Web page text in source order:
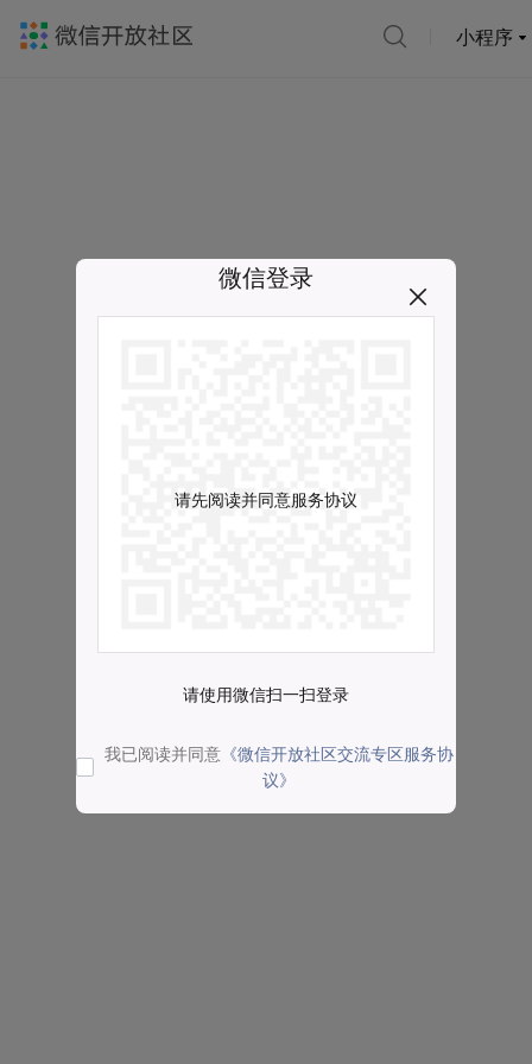
小程序
微信登录
请先阅读并同意服务协议
请使用微信扫一扫登录
我已阅读并同意 《微信开放社区交流专区服务协
议》